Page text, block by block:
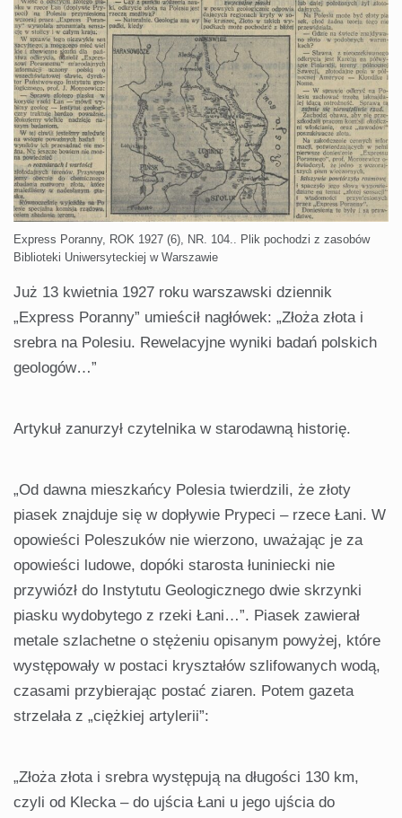
Express Poranny, ROK 1927 (6), NR. 104.. Plik pochodzi z zasobów
Biblioteki Uniwersyteckiej w Warszawie
Już 13 kwietnia 1927 roku warszawski dziennik
„Express Poranny” umieścił nagłówek: „Złoża złota i
srebra na Polesiu. Rewelacyjne wyniki badań polskich
geologów…”
Artykuł zanurzył czytelnika w starodawną historię.
„Od dawna mieszkańcy Polesia twierdzili, że złoty
piasek znajduje się w dopływie Prypeci – rzece Łani. W
opowieści Poleszuków nie wierzono, uważając je za
opowieści ludowe, dopóki starosta łuniniecki nie
przywiózł do Instytutu Geologicznego dwie skrzynki
piasku wydobytego z rzeki Łani…”. Piasek zawierał
metale szlachetne o stężeniu opisanym powyżej, które
występowały w postaci kryształów szlifowanych wodą,
czasami przybierając postać ziaren. Potem gazeta
strzelała z „ciężkiej artylerii”:
„Złoża złota i srebra występują na długości 130 km,
czyli od Klecka – do ujścia Łani u jego ujścia do